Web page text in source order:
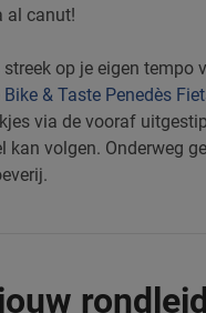
al canut!
streek op je eigen tempo
Bike & Taste Penedès
via de vooraf
kan volgen. Onderweg